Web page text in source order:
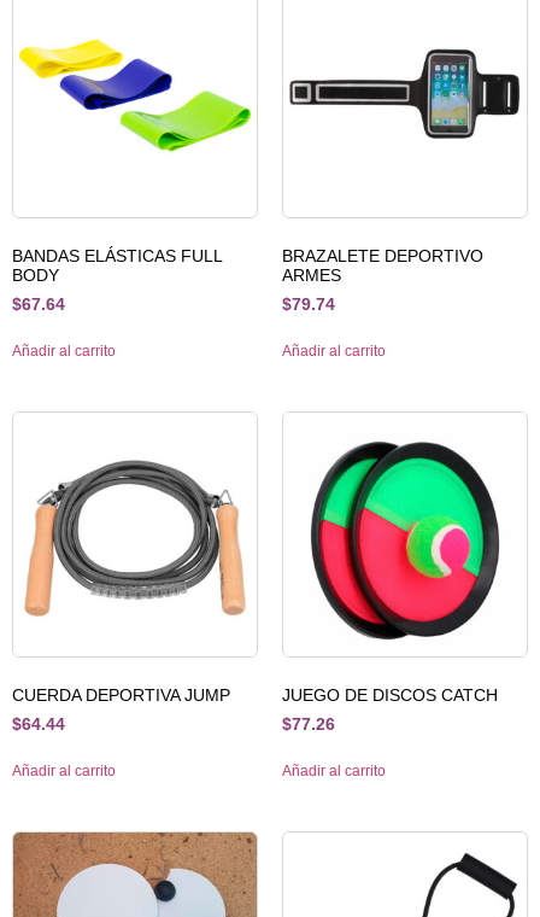
BANDAS ELÁSTICAS FULL
BODY
$67.64
Añadir al carrito
BRAZALETE DEPORTIVO
ARMES
$79.74
Añadir al carrito
CUERDA DEPORTIVA JUMP
$64.44
Añadir al carrito
JUEGO DE DISCOS CATCH
$77.26
Añadir al carrito